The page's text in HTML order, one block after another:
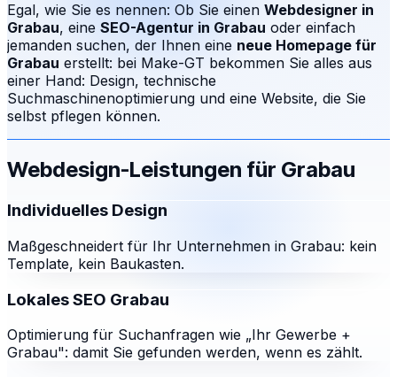
Egal, wie Sie es nennen: Ob Sie einen Webdesigner in
Grabau, eine SEO-Agentur in Grabau oder einfach
jemanden suchen, der Ihnen eine neue Homepage für
Grabau erstellt: bei Make-GT bekommen Sie alles aus
einer Hand: Design, technische
Suchmaschinenoptimierung und eine Website, die Sie
selbst pflegen können.
Webdesign-Leistungen für Grabau
Individuelles Design
Maßgeschneidert für Ihr Unternehmen in Grabau: kein
Template, kein Baukasten.
Lokales SEO Grabau
Optimierung für Suchanfragen wie „Ihr Gewerbe +
Grabau": damit Sie gefunden werden, wenn es zählt.